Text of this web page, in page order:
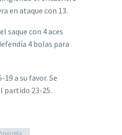
en ataque con 13.
saque con 4 aces
4 bolas para
a su favor. Se
partido 23-25.